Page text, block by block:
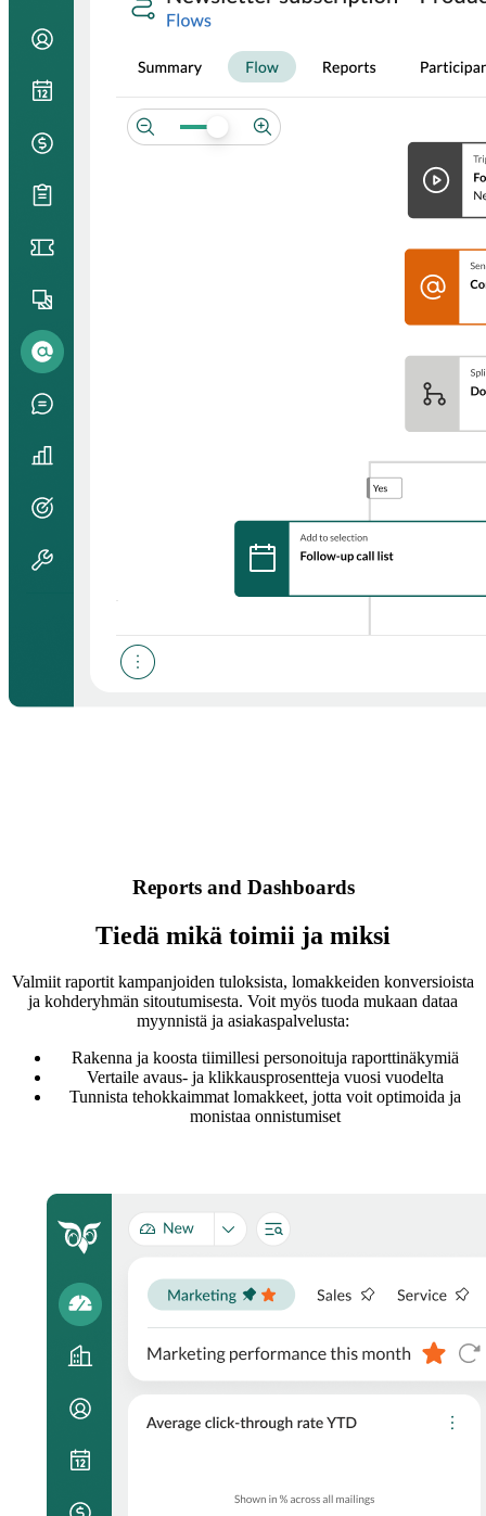
Reports and Dashboards
Tiedä mikä toimii ja miksi
Valmiit raportit kampanjoiden tuloksista, lomakkeiden konversioista
ja kohderyhmän sitoutumisesta. Voit myös tuoda mukaan dataa
myynnistä ja asiakaspalvelusta:
Rakenna ja koosta tiimillesi personoituja raporttinäkymiä
Vertaile avaus- ja klikkausprosentteja vuosi vuodelta
Tunnista tehokkaimmat lomakkeet, jotta voit optimoida ja
monistaa onnistumiset